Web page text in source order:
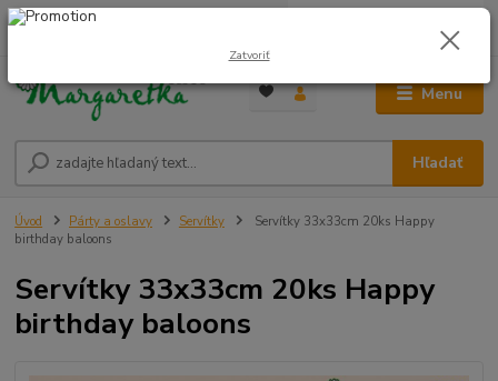
Menu
Hľadať
0948 236 042
0,00 €
Úvod Párty a oslavy Servítky
Servítky 33x33cm 20ks Happy
birthday baloons
Servítky 33x33cm 20ks Happy
birthday baloons
Zatvoriť